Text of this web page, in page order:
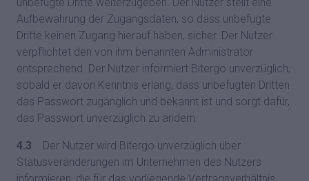
Aufbewahrung der Zugangsdaten, so dass unbefugte
Dritte keinen Zugang hierauf haben, sicher. Der Nutzer
verpflichtet den von ihm benannten Administrator
entsprechend. Der Nutzer informiert Bitergo unverzüglich,
sobald er davon Kenntnis erlang, dass unbefugten Dritten
das Passwort zugänglich und bekannt ist und sorgt dafür,
das Passwort unverzüglich zu ändern.
4.3
Der Nutzer wird Bitergo unverzüglich über
Statusveränderungen im Unternehmen des Nutzers